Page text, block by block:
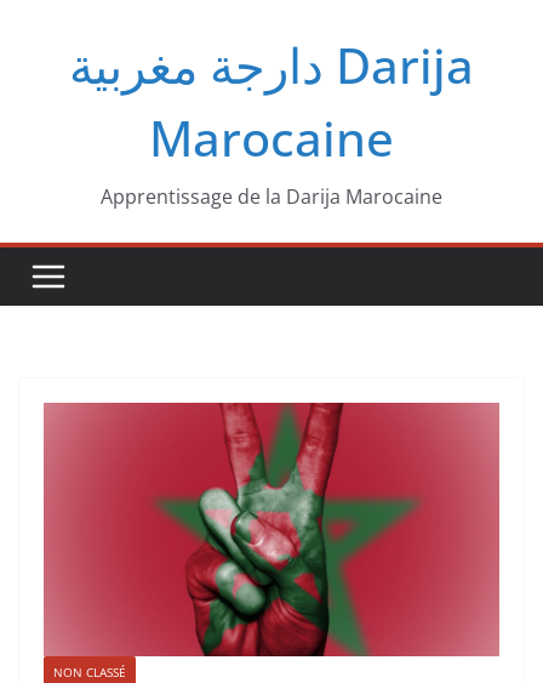
contenuدارجة مغربية‎ Darija
Marocaine
Apprentissage de la Darija Marocaine
NON CLASSÉ